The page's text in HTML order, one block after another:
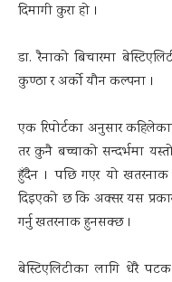
दिमागी कुरा हो ।
डा. रैनाको बिचारमा
कुण्ठा र अर्को यौन कल्पना ।
एक रिपोर्टका अनुसार
तर कुनै बच्चाको सन्दर्भमा
हुँदैन । पछि गएर यो खतरनाक
दिइएको छ कि अक्सर यस
गर्नु खतरनाक हुनसक्छ ।
बेस्टिएलिटीका लागि धेरै